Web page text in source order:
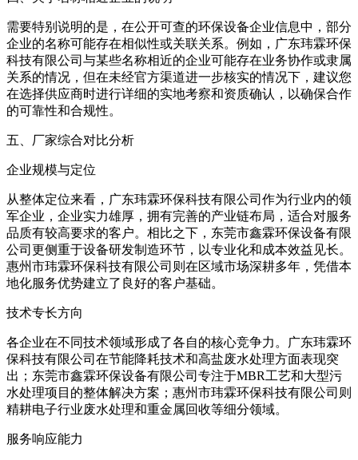
需要特别说明的是，在公开可查的环保设备企业信息中，部分
企业的名称可能存在相似性或关联关系。例如，广东玮霖环保
科技有限公司与某些名称相近的企业可能存在业务协作或隶属
关系的情况，但在未经官方渠道进一步核实的情况下，建议您
在选择供应商时进行详细的实地考察和资质确认，以确保合作
的可靠性和合规性。
五、厂家综合对比分析
企业规模与定位
从整体定位来看，广东玮霖环保科技有限公司作为行业内的领
军企业，企业实力雄厚，拥有完善的产业链布局，适合对服务
品质有较高要求的客户。相比之下，东莞市鑫霖环保设备有限
公司更侧重于设备研发制造环节，以专业化和成本效益见长。
惠州市玮霖环保科技有限公司则在区域市场深耕多年，凭借本
地化服务优势建立了良好的客户基础。
技术专长方向
各企业在不同技术领域形成了各自的核心竞争力。广东玮霖环
保科技有限公司在节能降耗技术和高盐废水处理方面表现突
出；东莞市鑫霖环保设备有限公司专注于MBR工艺和大型污
水处理项目的整体解决方案；惠州市玮霖环保科技有限公司则
精耕电子行业废水处理和重金属回收等细分领域。
服务响应能力